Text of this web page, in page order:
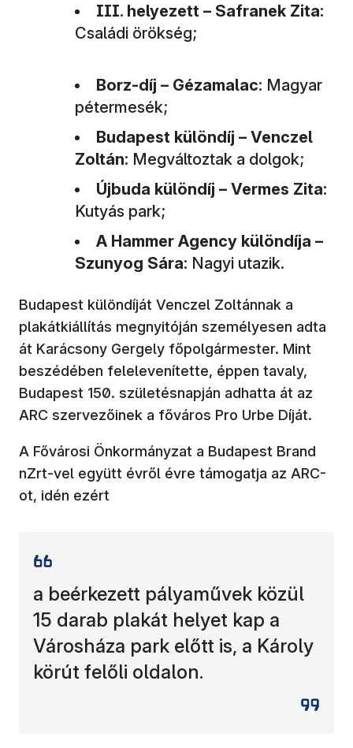
III. helyezett – Safranek Zita:
Családi örökség;
Borz-díj – Gézamalac: Magyar
pétermesék;
Budapest különdíj – Venczel
Zoltán: Megváltoztak a dolgok;
Újbuda különdíj – Vermes Zita:
Kutyás park;
A Hammer Agency különdíja –
Szunyog Sára: Nagyi utazik.
Budapest különdíját Venczel Zoltánnak a
plakátkiállítás megnyitóján személyesen adta
át Karácsony Gergely főpolgármester. Mint
beszédében felelevenítette, éppen tavaly,
Budapest 150. születésnapján adhatta át az
ARC szervezőinek a főváros Pro Urbe Díját.
A Fővárosi Önkormányzat a Budapest Brand
nZrt-vel együtt évről évre támogatja az ARC-
ot, idén ezért
a beérkezett pályaművek közül
15 darab plakát helyet kap a
Városháza park előtt is, a Károly
körút felőli oldalon.